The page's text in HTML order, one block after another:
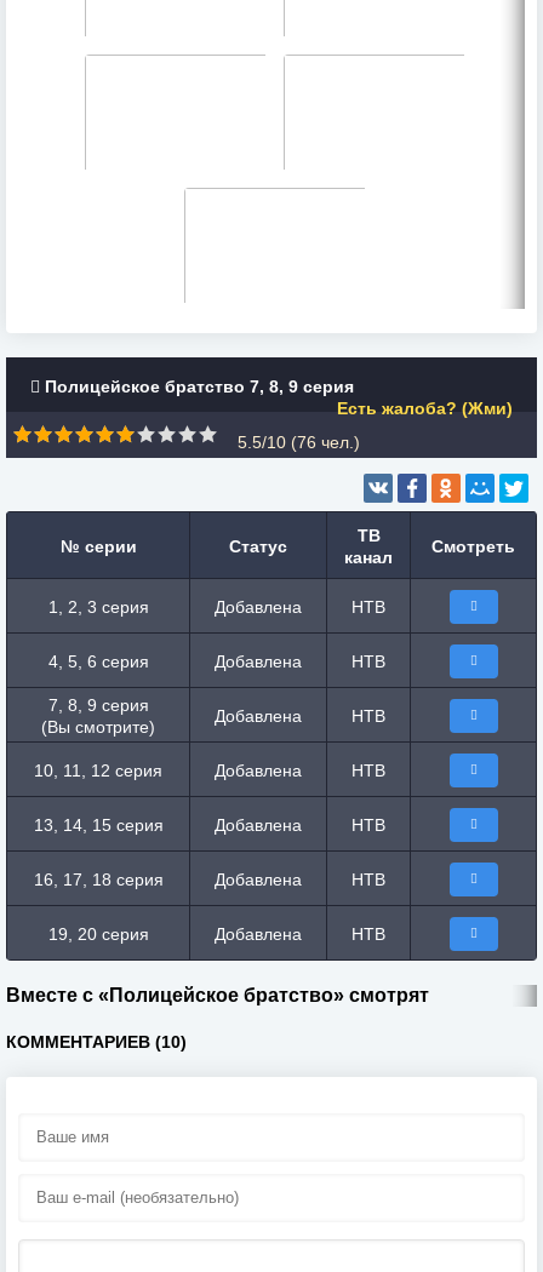
Полицейское братство 7, 8, 9 серия
Есть жалоба? (Жми)
5.5/10 (76 чел.)
№ серии Статус
ТВ
канал
Смотреть
1, 2, 3 серия Добавлена НТВ
4, 5, 6 серия Добавлена НТВ
7, 8, 9 серия
(Вы смотрите)
Добавлена НТВ
10, 11, 12 серия Добавлена НТВ
13, 14, 15 серия Добавлена НТВ
16, 17, 18 серия Добавлена НТВ
19, 20 серия Добавлена НТВ
Вместе с «Полицейское братство» смотрят
КОММЕНТАРИЕВ (10)